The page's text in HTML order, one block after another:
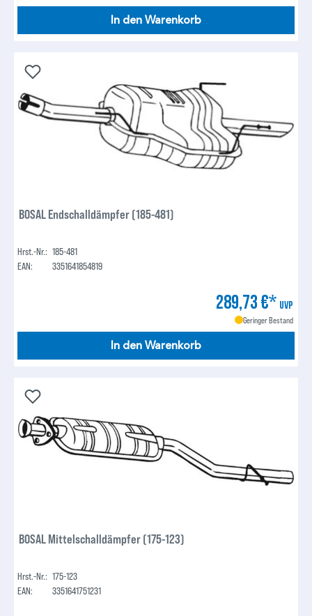
In den Warenkorb
BOSAL Endschalldämpfer (185-481)
Hrst.-Nr.: 185-481
EAN:
3351641854819
289,73 €* UVP
Geringer Bestand
In den Warenkorb
BOSAL Mittelschalldämpfer (175-123)
Hrst.-Nr.: 175-123
EAN:
3351641751231